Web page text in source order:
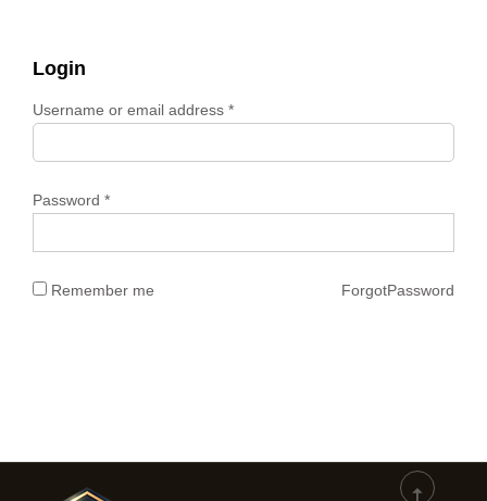
الرئيسية
Login
Username or email address *
Password *
Remember me ForgotPassword